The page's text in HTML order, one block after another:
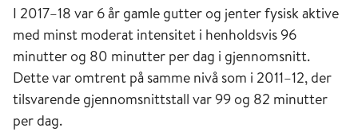
I 2017–18 var 6 år gamle gutter og jenter fysisk aktive
med minst moderat intensitet i henholdsvis 96
minutter og 80 minutter per dag i gjennomsnitt.
Dette var omtrent på samme nivå som i 2011–12, der
tilsvarende gjennomsnittstall var 99 og 82 minutter
per dag.